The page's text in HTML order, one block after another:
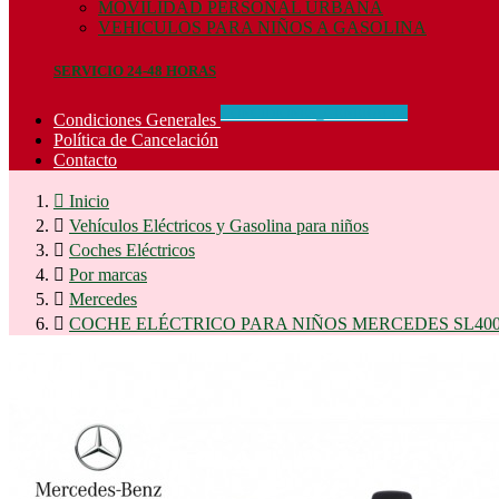
MOVILIDAD PERSONAL URBANA
VEHICULOS PARA NIÑOS A GASOLINA
SERVICIO 24-48 HORAS
Condiciones Generales
Política de Cancelación
Contacto
 Inicio
 Vehículos Eléctricos y Gasolina para niños
 Coches Eléctricos
 Por marcas
 Mercedes
 COCHE ELÉCTRICO PARA NIÑOS MERCEDES